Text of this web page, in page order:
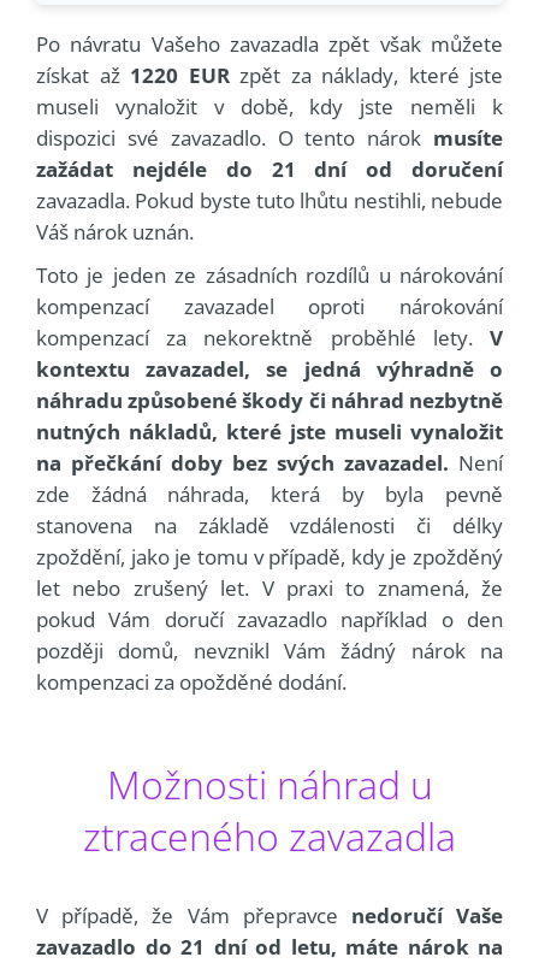
Po návratu Vašeho zavazadla zpět však můžete
získat až 1220 EURzpět za náklady, které jste
museli vynaložit v době, kdy jste neměli k
dispozici své zavazadlo. O tento nárok musíte
zažádat nejdéle do 21 dní od doručení
zavazadla. Pokud byste tuto lhůtu nestihli, nebude
Váš nárok uznán.
Toto je jeden ze zásadních rozdílů u nárokování
kompenzací zavazadel oproti nárokování
kompenzací za nekorektně proběhlé lety. V
kontextu zavazadel, se jedná výhradně o
náhradu způsobené škody či náhrad nezbytně
nutných nákladů, které jste museli vynaložit
na přečkání doby bez svých zavazadel. Není
zde žádná náhrada, která by byla pevně
stanovena na základě vzdálenosti či délky
zpoždění, jako je tomu v případě, kdy je zpožděný
let nebo zrušený let. V praxi to znamená, že
pokud Vám doručí zavazadlo například o den
později domů, nevznikl Vám žádný nárok na
kompenzaci za opožděné dodání.
Možnosti náhrad u
ztraceného zavazadla
V případě, že Vám přepravce nedoručí Vaše
zavazadlo do 21 dní od letu, máte nárok na